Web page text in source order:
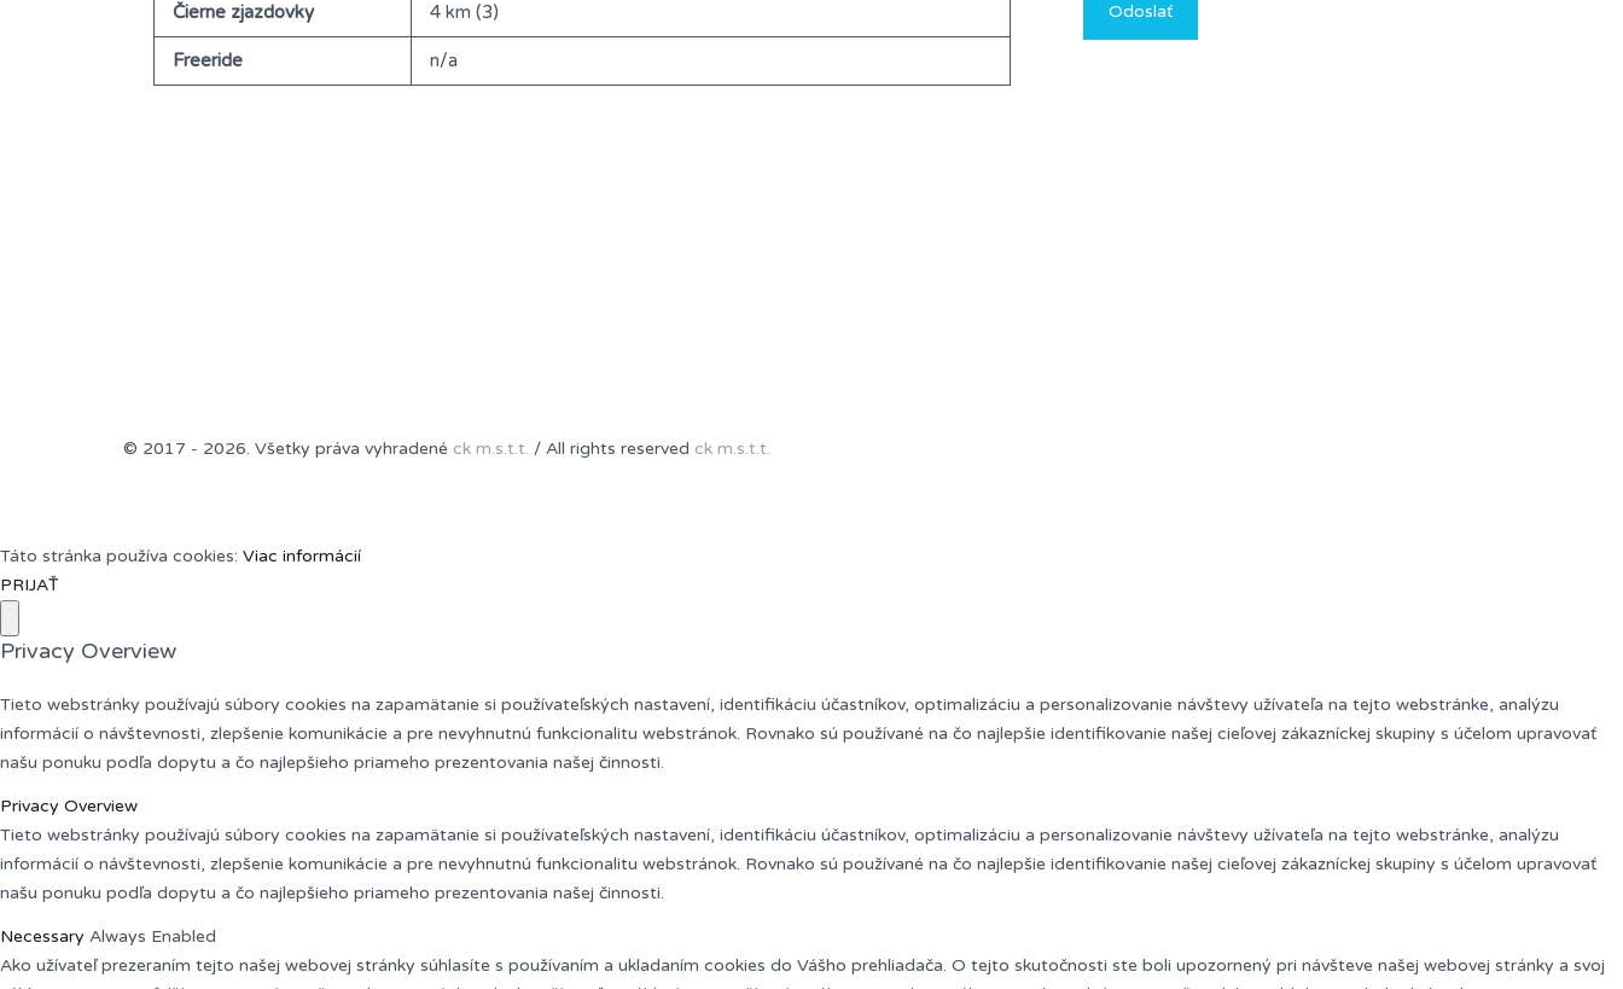
Čierne zjazdovky 4 km (3)
Freeride n/a
© 2017 - 2026. Všetky práva vyhradené ck m.s.t.t. / All rights reserved ck m.s.t.t.
Táto stránka používa cookies: Viac informácií
PRIJAŤ
Privacy Overview
Tieto webstránky používajú súbory cookies na zapamätanie si používateľských nastavení, identifikáciu účastníkov, optimalizáciu a personalizovanie návštevy užívateľa na tejto webstránke, analýzu
informácií o návštevnosti, zlepšenie komunikácie a pre nevyhnutnú funkcionalitu webstránok. Rovnako sú používané na čo najlepšie identifikovanie našej cieľovej zákazníckej skupiny s účelom upravovať
našu ponuku podľa dopytu a čo najlepšieho priameho prezentovania našej činnosti.
Privacy Overview
Tieto webstránky používajú súbory cookies na zapamätanie si používateľských nastavení, identifikáciu účastníkov, optimalizáciu a personalizovanie návštevy užívateľa na tejto webstránke, analýzu
informácií o návštevnosti, zlepšenie komunikácie a pre nevyhnutnú funkcionalitu webstránok. Rovnako sú používané na čo najlepšie identifikovanie našej cieľovej zákazníckej skupiny s účelom upravovať
našu ponuku podľa dopytu a čo najlepšieho priameho prezentovania našej činnosti.
Necessary Always Enabled
Ako užívateľ prezeraním tejto našej webovej stránky súhlasíte s používaním a ukladaním cookies do Vášho prehliadača. O tejto skutočnosti ste boli upozornený pri návšteve našej webovej stránky a svoj